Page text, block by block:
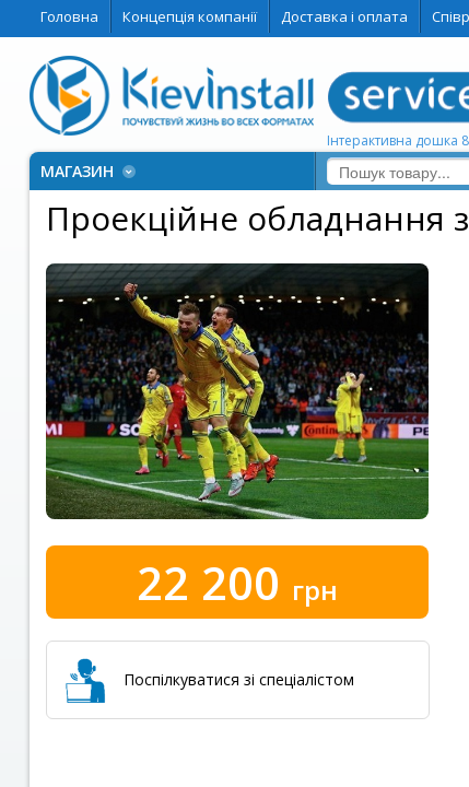
Головна Концепція компанії Доставка і оплата
МАГАЗИН
Інтерактивна дошка
Проекційне обладнання
22 200 грн
Поспілкуватися зі спеціалістом